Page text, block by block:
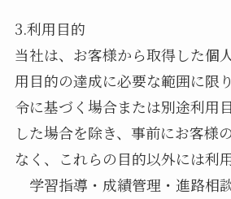
3.利用目的
当社は、お客様から取得した個
用目的の達成に必要な範囲に限
令に基づく場合または別途利用
した場合を除き、事前にお客様
なく、これらの目的以外には利
学習指導・成績管理・進路相